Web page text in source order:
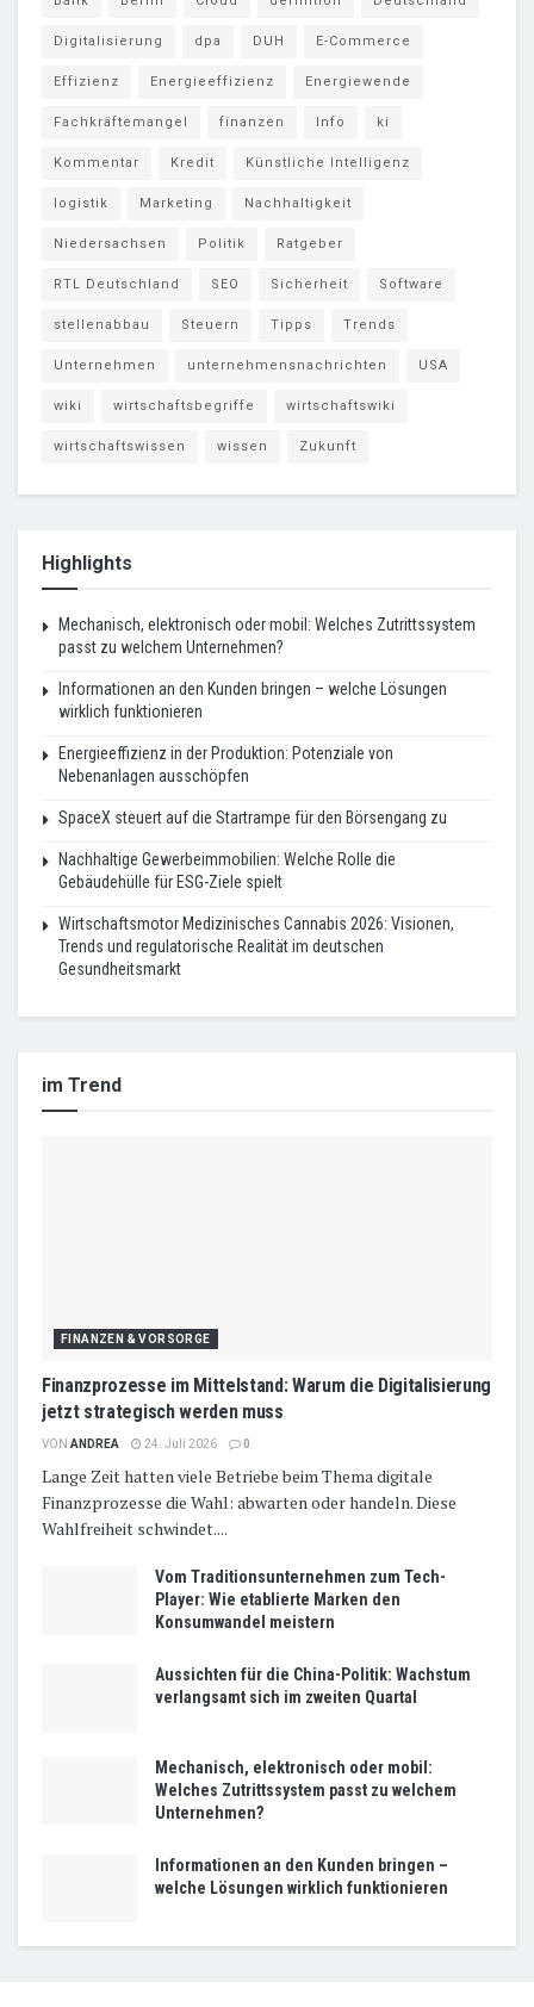
Digitalisierung dpa DUH E-Commerce
Effizienz Energieeffizienz Energiewende
Fachkräftemangel finanzen Info ki
Kommentar Kredit Künstliche Intelligenz
logistik Marketing Nachhaltigkeit
Niedersachsen Politik Ratgeber
RTL Deutschland SEO Sicherheit Software
stellenabbau Steuern Tipps Trends
Unternehmen unternehmensnachrichten USA
wiki wirtschaftsbegriffe wirtschaftswiki
wirtschaftswissen wissen Zukunft
Highlights
Mechanisch, elektronisch oder mobil: Welches Zutrittssystem
passt zu welchem Unternehmen?
Informationen an den Kunden bringen – welche Lösungen
wirklich funktionieren
Energieeffizienz in der Produktion: Potenziale von
Nebenanlagen ausschöpfen
SpaceX steuert auf die Startrampe für den Börsengang zu
Nachhaltige Gewerbeimmobilien: Welche Rolle die
Gebäudehülle für ESG-Ziele spielt
Wirtschaftsmotor Medizinisches Cannabis 2026: Visionen,
Trends und regulatorische Realität im deutschen
Gesundheitsmarkt
im Trend
FINANZEN & VORSORGE
Finanzprozesse im Mittelstand: Warum die Digitalisierung
jetzt strategisch werden muss
VON ANDREA 24. Juli 2026 0
Lange Zeit hatten viele Betriebe beim Thema digitale
Finanzprozesse die Wahl: abwarten oder handeln. Diese
Wahlfreiheit schwindet....
Vom Traditionsunternehmen zum Tech-
Player: Wie etablierte Marken den
Konsumwandel meistern
Aussichten für die China-Politik: Wachstum
verlangsamt sich im zweiten Quartal
Mechanisch, elektronisch oder mobil:
Welches Zutrittssystem passt zu welchem
Unternehmen?
Informationen an den Kunden bringen –
welche Lösungen wirklich funktionieren